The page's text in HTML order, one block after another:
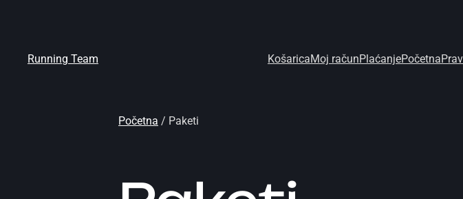
Running Team KošaricaMoj računPlaćanjePočetna
Početna / Paketi